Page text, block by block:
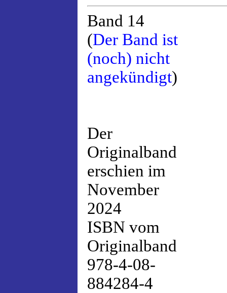
Band 14
(Der Band ist
(noch) nicht
angekündigt)
Der
Originalband
erschien im
November
2024
ISBN vom
Originalband
978-4-08-
884284-4